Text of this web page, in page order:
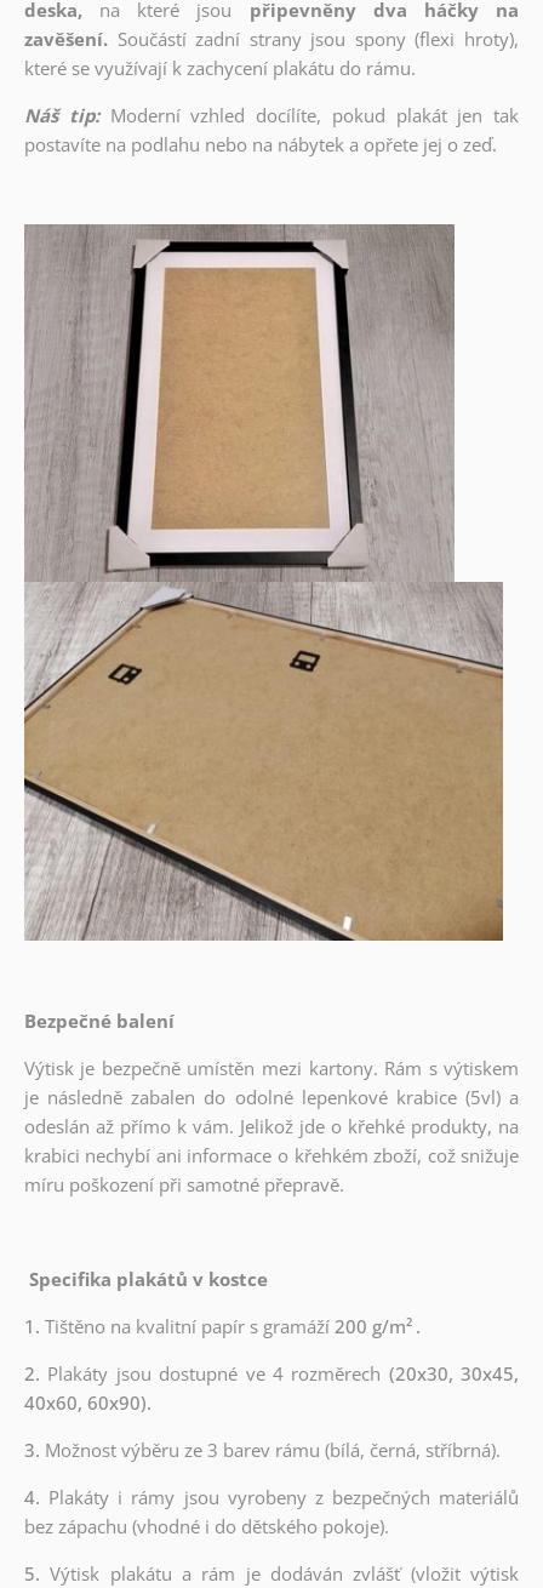
deska, na které jsou
připevněny dva háčky na
zavěšení. Součástí zadní strany jsou spony (flexi hroty),
které se využívají k zachycení plakátu do rámu.
Náš tip: Moderní vzhled docílíte, pokud plakát jen tak
postavíte na podlahu nebo na nábytek a opřete jej o zeď.
Bezpečné balení
Výtisk je bezpečně umístěn mezi kartony. Rám s výtiskem
je následně zabalen do odolné lepenkové krabice (5vl) a
odeslán až přímo k vám. Jelikož jde o křehké produkty, na
krabici nechybí ani informace o křehkém zboží, což snižuje
míru poškození při samotné přepravě.
Specifika plakátů v kostce
1. Tištěno na kvalitní papír s gramáží200 g/m² .
2. Plakáty jsou dostupné ve 4 rozměrech (20x30, 30x45,
40x60, 60x90).
3. Možnost výběru ze 3 barev rámu (bílá, černá, stříbrná).
4. Plakáty i rámy jsou vyrobeny z bezpečných materiálů
bez zápachu (vhodné i do dětského pokoje).
5.Výtisk plakátu a rám je dodáván zvlášť (vložit výtisk